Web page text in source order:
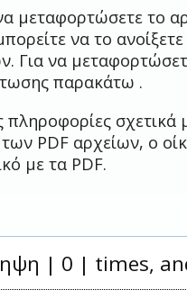
μεταφορτώσετε το
να το
Για να
παρακάτω .
πληροφορίες
PDF αρχείων, ο
με τα PDF.
| 0 | times,